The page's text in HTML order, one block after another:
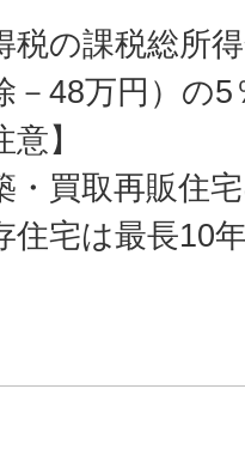
税の課税総所
－48万円）の
意】
・買取再販住
住宅は最長10